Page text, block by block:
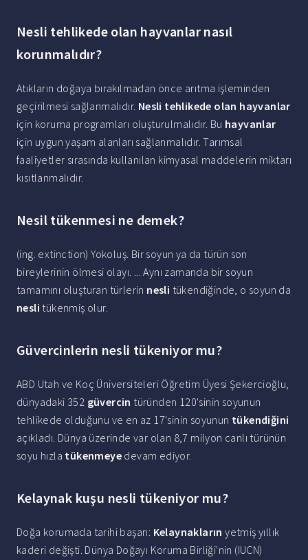
Nesli tehlikede olan hayvanlar nasıl
korunmalıdır?
Atıkların doğaya bırakılmadan önce arıtma işleminden
geçirilmesi sağlanmalıdır. Nesli tehlikede olan hayvanlar
için koruma programları oluşturulmalıdır. Bu hayvanlar
için uygun yaşam alanları sağlanmalıdır. Tarımsal
faaliyetler sırasında kullanılan kimyasal maddelerin miktarı
kısıtlanmalıdır.
Nesil tükenmesi ne demek?
(ing. extinction) Yokoluş. Bir soyun ya da türün son
bireylerinin ölmesi olayı. ... Aynı zamanda bir soyun
tamamını oluşturan türlerin nesli tükendiğinde, o soyun da
nesli tükenmiş olur.
Güvercinlerin nesli tükeniyor mu?
ABD Utah ve Koç Üniversiteleri Öğretim Üyesi Şekercioğlu,
dünyadaki 352 güvercin türünden 120'sinin soyunun
tehlikede olduğunu ve en az 17'sinin soyunun tükendiğini
açıkladı. Dünya üzerinde var olan 8,7 milyon canlı türünün
soyu hızla tükenmeye devam ediyor.
Kelaynak kuşu nesli tükeniyor mu?
Doğa korumada tarihi başarı: Kelaynakların yetmiş yıllık
kaderi değişti. Dünya Doğayı Koruma Birliği'nin (IUCN)